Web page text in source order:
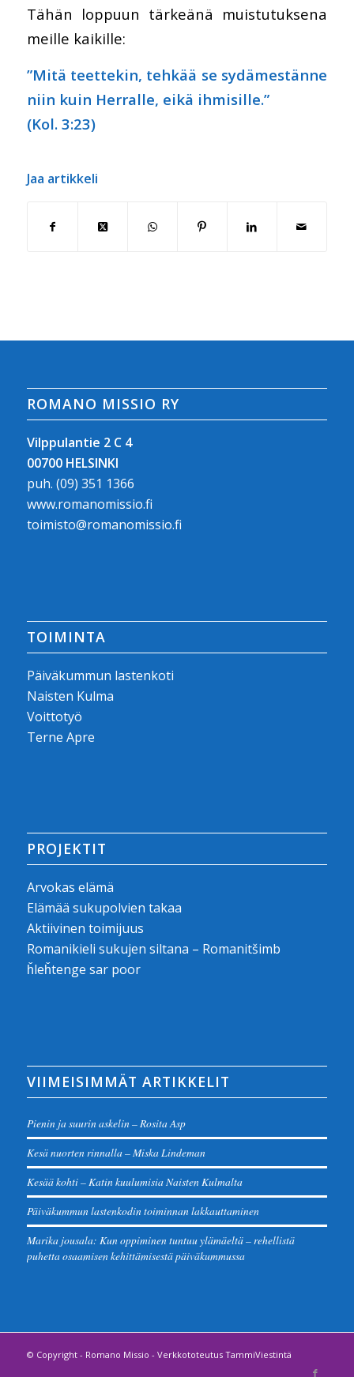
Tähän loppuun tärkeänä muistutuksena
meille kaikille:
”Mitä teettekin, tehkää se sydämestänne
niin kuin Herralle, eikä ihmisille.”
(Kol. 3:23)
Jaa artikkeli
ROMANO MISSIO RY
Vilppulantie 2 C 4
00700 HELSINKI
puh. (09) 351 1366
www.romanomissio.fi
toimisto@romanomissio.fi
TOIMINTA
Päiväkummun lastenkoti
Naisten Kulma
Voittotyö
Terne Apre
PROJEKTIT
Arvokas elämä
Elämää sukupolvien takaa
Aktiivinen toimijuus
Romanikieli sukujen siltana – Romanitšimb
ȟleȟtenge sar poor
VIIMEISIMMÄT ARTIKKELIT
Pienin ja suurin askelin – Rosita Asp
Kesä nuorten rinnalla – Miska Lindeman
Kesää kohti – Katin kuulumisia Naisten Kulmalta
Päiväkummun lastenkodin toiminnan lakkauttaminen
Marika jousala: Kun oppiminen tuntuu ylämäeltä – rehellistä
puhetta osaamisen kehittämisestä päiväkummussa
© Copyright - Romano Missio - Verkkototeutus TammiViestintä